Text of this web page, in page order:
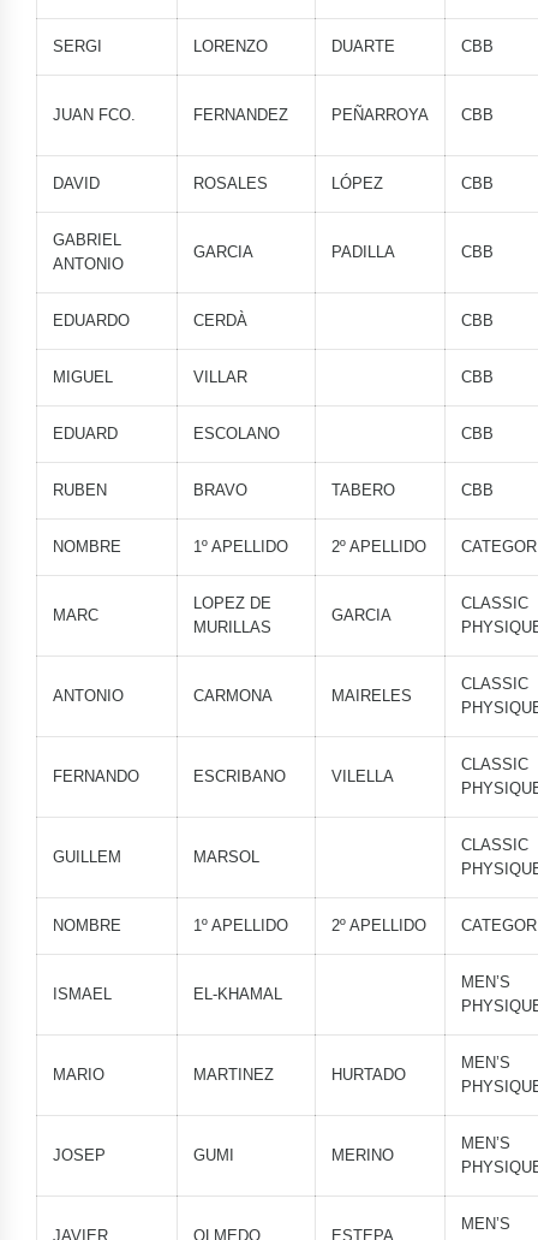
SERGI LORENZO DUARTE CBB
JUAN FCO. FERNANDEZ PEÑARROYA CBB
DAVID ROSALES LÓPEZ CBB
GABRIEL
ANTONIO
GARCIA PADILLA CBB
EDUARDO CERDÀ CBB
MIGUEL VILLAR CBB
EDUARD ESCOLANO CBB
RUBEN BRAVO TABERO CBB
NOMBRE 1º APELLIDO 2º APELLIDO
MARC
LOPEZ DE
MURILLAS
GARCIA
CLASSIC
ANTONIO CARMONA MAIRELES
CLASSIC
FERNANDO ESCRIBANO VILELLA
CLASSIC
GUILLEM MARSOL
CLASSIC
NOMBRE 1º APELLIDO 2º APELLIDO
ISMAEL EL-KHAMAL
MEN’S
MARIO MARTINEZ HURTADO
MEN’S
JOSEP GUMI MERINO
MEN’S
JAVIER OLMEDO ESTEPA
MEN’S